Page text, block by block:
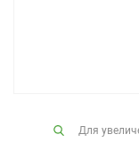
Для